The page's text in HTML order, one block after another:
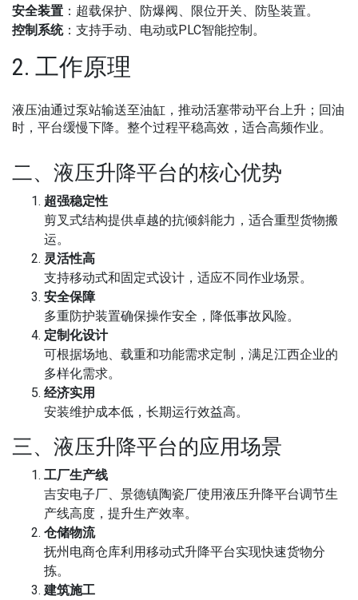
安全装置 ：超载保护、防爆阀、限位开关、防坠装置。
控制系统：支持手动、电动或PLC智能控制。
2. 工作原理
液压油通过泵站输送至油缸，推动活塞带动平台上升；回油
时，平台缓慢下降。整个过程平稳高效，适合高频作业。
二、液压升降平台的核心优势
超强稳定性
剪叉式结构提供卓越的抗倾斜能力，适合重型货物搬
运。
灵活性高
支持移动式和固定式设计，适应不同作业场景。
安全保障
多重防护装置确保操作安全，降低事故风险。
定制化设计
可根据场地、载重和功能需求定制，满足江西企业的
多样化需求。
经济实用
安装维护成本低，长期运行效益高。
三、液压升降平台的应用场景
工厂生产线
吉安电子厂、景德镇陶瓷厂使用液压升降平台调节生
产线高度，提升生产效率。
仓储物流
抚州电商仓库利用移动式升降平台实现快速货物分
拣。
建筑施工